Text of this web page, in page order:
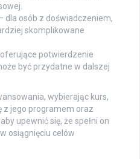
dla osób z doświadczeniem,
skomplikowane
potwierdzenie
być przydatne w dalszej
wybierając kurs,
z jego programem oraz
upewnić się, że spełni on
osiągnięciu celów